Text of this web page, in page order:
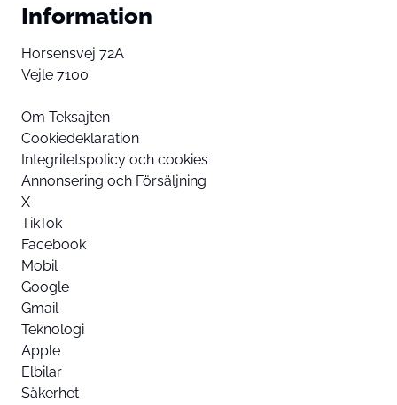
Information
Horsensvej 72A
Vejle 7100
Om Teksajten
Cookiedeklaration
Integritetspolicy och cookies
Annonsering och Försäljning
X
TikTok
Facebook
Mobil
Google
Gmail
Teknologi
Apple
Elbilar
Säkerhet